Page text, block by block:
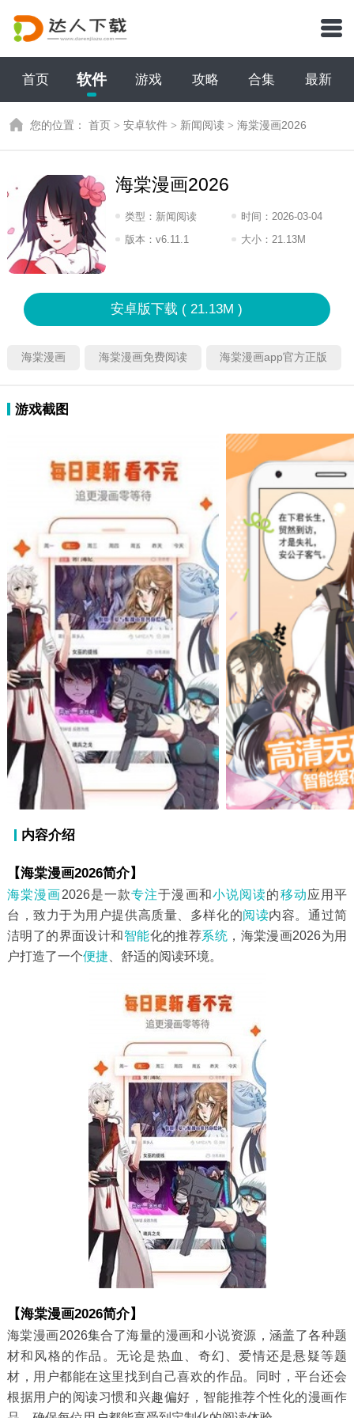
首页 软件 游戏 攻略 合集 最新
您的位置：首页 >安卓软件 > 新闻阅读 >海棠漫画2026
海棠漫画2026
类型： 新闻阅读 时间： 2026-03-04
07:2026
版本：v6.11.1 大小： 21.13M
安卓版下载 ( 21.13M )
海棠漫画 海棠漫画免费阅读 海棠漫画app官方正版
游戏截图
内容介绍
【海棠漫画2026简介】
海棠漫画2026是一款专注于漫画和小说阅读的移动应用平
台，致力于为用户提供高质量、多样化的阅读内容。通过简
洁明了的界面设计和智能化的推荐系统 ，海棠漫画2026为用
户打造了一个便捷 、舒适的阅读环境。
【海棠漫画2026简介】
海棠漫画2026集合了海量的漫画和小说资源，涵盖了各种题
材和风格的作品。无论是热血、奇幻、爱情还是悬疑等题
材，用户都能在这里找到自己喜欢的作品。同时，平台还会
根据用户的阅读习惯和兴趣偏好，智能推荐个性化的漫画作